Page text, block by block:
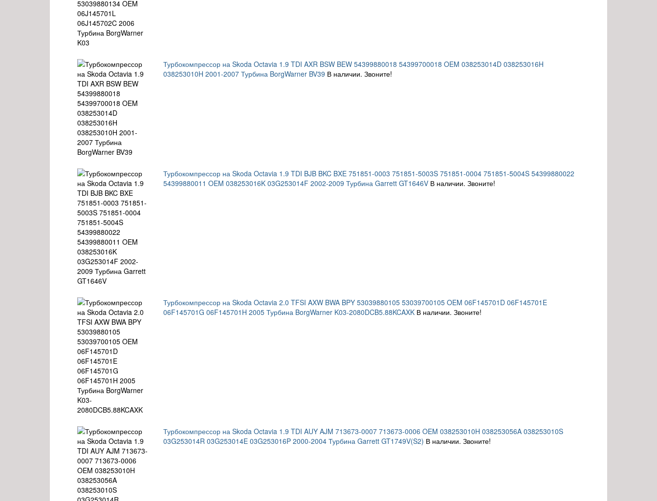
Турбокомпрессор на Skoda Octavia 1.9 TDI AXR BSW BEW 54399880018 54399700018 OEM 038253014D 038253016H
038253010H 2001-2007 Турбина BorgWarner BV39 В наличии. Звоните!
Турбокомпрессор на Skoda Octavia 1.9 TDI BJB BKC BXE 751851-0003 751851-5003S 751851-0004 751851-5004S 54399880022
54399880011 OEM 038253016K 03G253014F 2002-2009 Турбина Garrett GT1646V В наличии. Звоните!
Турбокомпрессор на Skoda Octavia 2.0 TFSI AXW BWA BPY 53039880105 53039700105 OEM 06F145701D 06F145701E
06F145701G 06F145701H 2005 Турбина BorgWarner K03-2080DCB5.88KCAXK В наличии. Звоните!
Турбокомпрессор на Skoda Octavia 1.9 TDI AUY AJM 713673-0007 713673-0006 OEM 038253010H 038253056A 038253010S
03G253014R 03G253014E 03G253016P 2000-2004 Турбина Garrett GT1749V(S2) В наличии. Звоните!